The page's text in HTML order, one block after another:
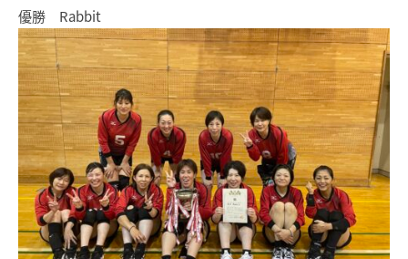
情
報
サ
イ
ト
優勝 Rabbit